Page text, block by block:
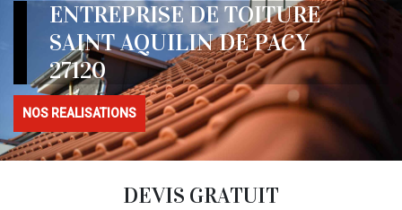
ENTREPRISE DE TOITURE
SAINT AQUILIN DE PACY
27120
NOS REALISATIONS
DEVIS GRATUIT